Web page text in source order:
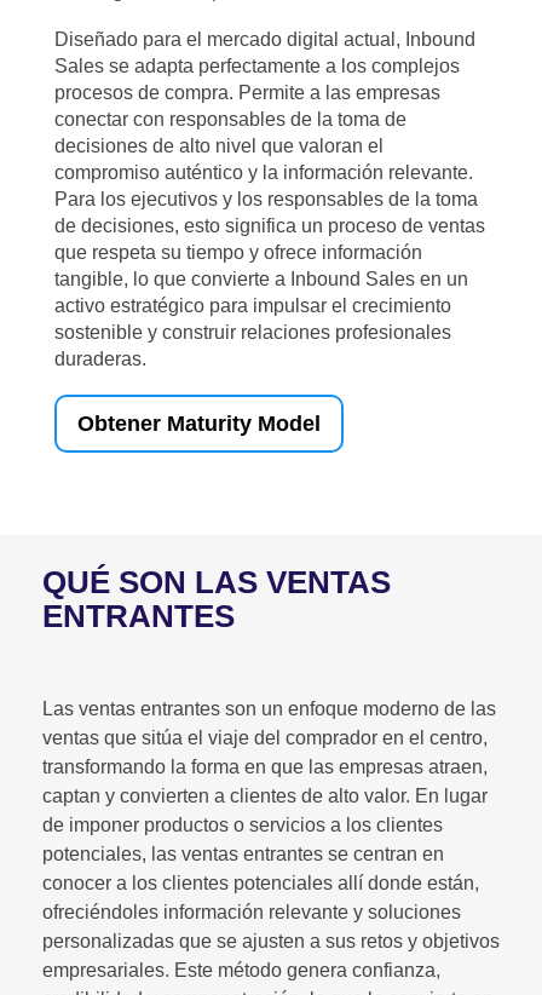
Diseñado para el mercado digital actual, Inbound
Sales se adapta perfectamente a los complejos
procesos de compra. Permite a las empresas
conectar con responsables de la toma de
decisiones de alto nivel que valoran el
compromiso auténtico y la información relevante.
Para los ejecutivos y los responsables de la toma
de decisiones, esto significa un proceso de ventas
que respeta su tiempo y ofrece información
tangible, lo que convierte a Inbound Sales en un
activo estratégico para impulsar el crecimiento
sostenible y construir relaciones profesionales
duraderas.
Obtener Maturity Model
QUÉ SON LAS VENTAS
ENTRANTES
Las ventas entrantes son un enfoque moderno de las
ventas que sitúa el viaje del comprador en el centro,
transformando la forma en que las empresas atraen,
captan y convierten a clientes de alto valor. En lugar
de imponer productos o servicios a los clientes
potenciales, las ventas entrantes se centran en
conocer a los clientes potenciales allí donde están,
ofreciéndoles información relevante y soluciones
personalizadas que se ajusten a sus retos y objetivos
empresariales. Este método genera confianza,